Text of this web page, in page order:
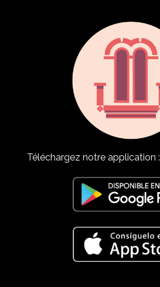
Téléchargez notre application :